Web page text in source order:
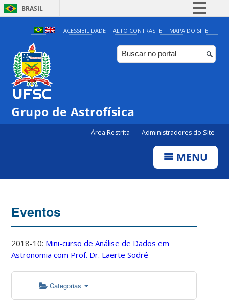
BRASIL
Simplifique!
Comunica BR
Participe
ACESSIBILIDADE ALTO CONTRASTE MAPA DO SITE
Grupo de Astrofísica
Área Restrita Administradores do Site
MENU
Eventos
2018-10: Mini-curso de Análise de Dados em
Astronomia com Prof. Dr. Laerte Sodré
Categorias